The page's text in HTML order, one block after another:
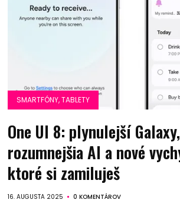
SMARTFÓNY, TABLETY
One UI 8: plynulejší Galaxy,
rozumnejšia AI a nové
ktoré si zamiluješ
16. AUGUSTA 2025 0 KOMENTÁROV